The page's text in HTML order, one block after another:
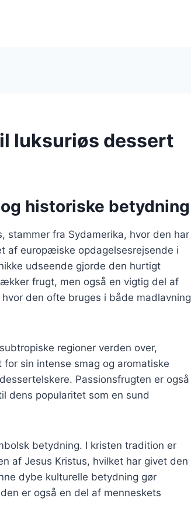
luksuriøs dessert
historiske betydning
stammer fra Sydamerika, hvor den har
af europæiske opdagelsesrejsende i
udseende gjorde den hurtigt
frugt, men også en vigtig del af
den ofte bruges i både madlavning
regioner verden over,
sin intense smag og aromatiske
Passionsfrugten er også
dens popularitet som en sund
betydning. I kristen tradition er
af Jesus Kristus, hvilket har givet den
dybe kulturelle betydning gør
er også en del af menneskets